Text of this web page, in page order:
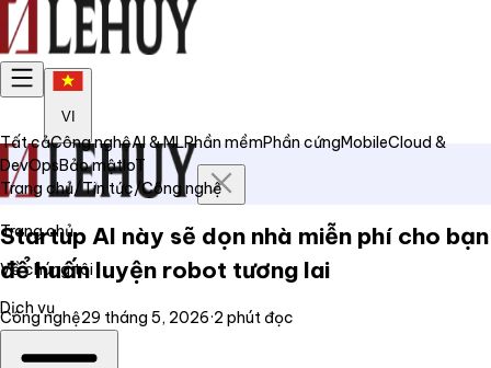
VI
Trang chủ
Về chúng tôi
Dịch vụ
Tất cảCông nghệAI & MLPhần mềmPhần cứngMobileCloud &
DevOpsBảo mậtIoT
Trang chủ/Tin tức/Công nghệ
Startup AI này sẽ dọn nhà miễn phí cho bạn
để huấn luyện robot tương lai
Công nghệ29 tháng 5, 2026·2 phút đọc